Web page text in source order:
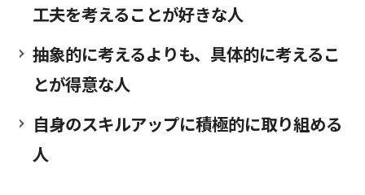
工夫を考えることが好きな人
抽象的に考えるよりも、具体的に考えるこ
とが得意な人
自身のスキルアップに積極的に取り組める
人